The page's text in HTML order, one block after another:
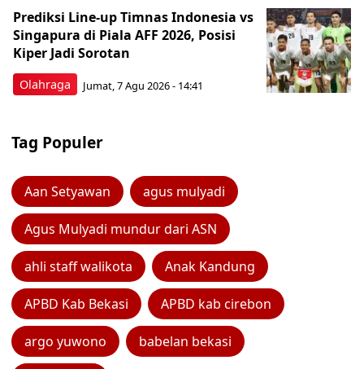
Olahraga
Prediksi Line-up Timnas Indonesia vs
Singapura di Piala AFF 2026, Posisi
Kiper Jadi Sorotan
Jumat, 7 Agu 2026 - 14:41
Tag Populer
Aan Setyawan agus mulyadi
Agus Mulyadi mundur dari ASN
ahli staff walikota Anak Kandung
APBD Kab Bekasi APBD kab cirebon
argo yuwono babelan bekasi